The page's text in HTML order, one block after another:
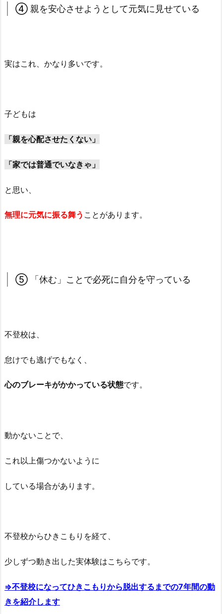
④ 親を安心させようとして元気に見せている
実はこれ、かなり多いです。
子どもは
「親を心配させたくない」
「家では普通でいなきゃ」
と思い、
無理に元気に振る舞う ことがあります。
⑤ 「休む」ことで必死に自分を守っている
不登校は、
怠けでも逃げでもなく、
心のブレーキがかかっている状態です。
動かないことで、
これ以上傷つかないように
している場合があります。
不登校からひきこもりを経て、
少しずつ動き出した実体験はこちらです。
⇒不登校になってひきこもりから脱出するまでの7年間の動
きを紹介します